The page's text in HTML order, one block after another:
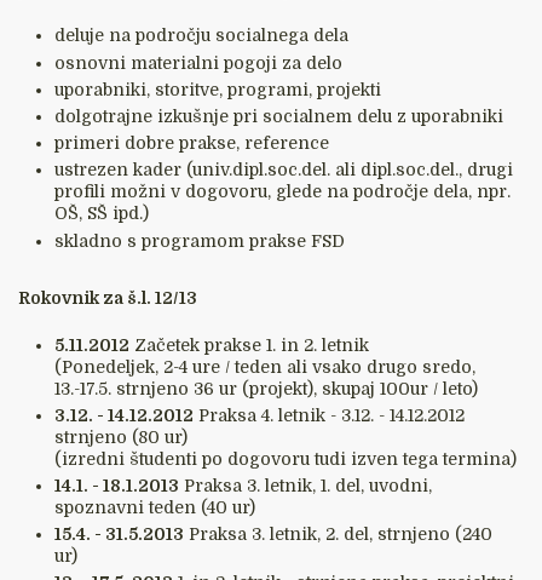
deluje na področju socialnega dela
osnovni materialni pogoji za delo
uporabniki, storitve, programi, projekti
dolgotrajne izkušnje pri socialnem delu z uporabniki
primeri dobre prakse, reference
ustrezen kader (univ.dipl.soc.del. ali dipl.soc.del., drugi
profili možni v dogovoru, glede na področje dela, npr.
OŠ, SŠ ipd.)
skladno s programom prakse FSD
Rokovnik za š.l. 12/13
5.11.2012 Začetek prakse 1. in 2. letnik
(Ponedeljek, 2-4 ure / teden ali vsako drugo sredo,
13.-17.5. strnjeno 36 ur (projekt), skupaj 100ur / leto)
3.12. - 14.12.2012 Praksa 4. letnik - 3.12. - 14.12.2012
strnjeno (80 ur)
(izredni študenti po dogovoru tudi izven tega termina)
14.1. - 18.1.2013 Praksa 3. letnik, 1. del, uvodni,
spoznavni teden (40 ur)
15.4. - 31.5.2013 Praksa 3. letnik, 2. del, strnjeno (240
ur)